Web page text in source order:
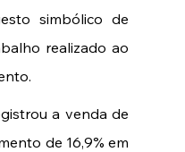
simbólico de
realizado ao
a venda de
de 16,9% em